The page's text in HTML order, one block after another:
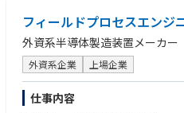
ケーション
※ 国内外への出張が発生します（出
■働き方
On-site Flex：週3日以上を当社また
残りはリモート勤務
歓迎要件
・Python、Bash、その他スクリプト
・半導体ファブ運用および安全プロト
・ネットワークおよびリモートアクセ
（SSH、VPN等）に関する知識
・技術図面や技術ドキュメントを読
フィールドプロセスエンジ
外資系半導体製造装置メーカー
外資系企業 上場企業
仕事内容